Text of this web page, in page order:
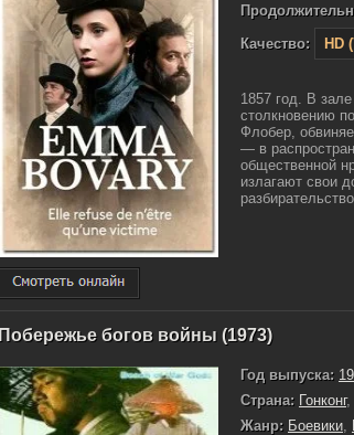
Качество:
HD
1857 год. В
столкновению
Флобер,
— в
общественной
излагают свои
Побережье богов войны (1973)
Год выпуска:
Страна: Гонконг,
Жанр: Боевики,